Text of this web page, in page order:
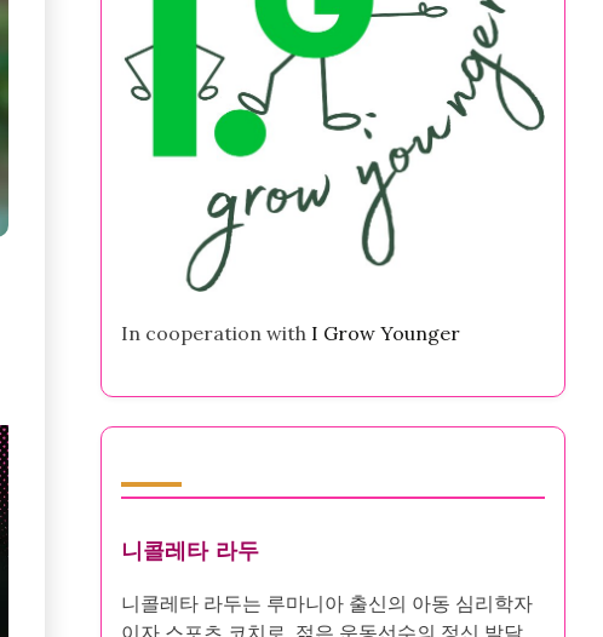
In cooperation with I Grow Younger
니콜레타 라두
니콜레타 라두는 루마니아 출신의 아동 심리학자